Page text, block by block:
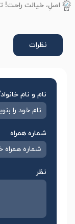
اصلِ، خیالت راحت!
نظرات
نام و نام
شماره همراه
نظر